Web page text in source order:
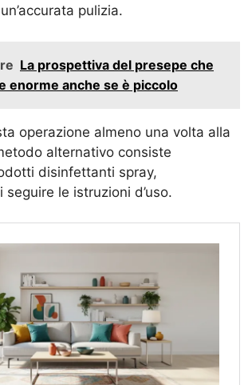
pulizia.
La prospettiva del presepe che
enorme anche se è piccolo
operazione almeno una volta alla
alternativo consiste
disinfettanti spray,
le istruzioni d’uso.